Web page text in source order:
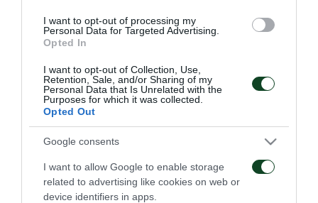
I want to opt-out of processing my
Personal Data for Targeted Advertising.
Opted In
I want to opt-out of Collection, Use,
Retention, Sale, and/or Sharing of my
Personal Data that Is Unrelated with the
Purposes for which it was collected.
Opted Out
Google consents
I want to allow Google to enable storage
related to advertising like cookies on web or
device identifiers in apps.
Οδηγίες προς τους
φιλάθλους για την
στο ΟΑΚΑ
05/08/2026
Η ΠΑΕ Παναθηναϊκός
της ομάδας
03/08/2026